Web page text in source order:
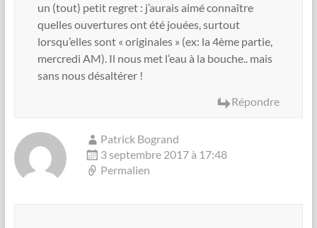
un (tout) petit regret : j’aurais aimé connaître
quelles ouvertures ont été jouées, surtout
lorsqu’elles sont « originales » (ex: la 4ème partie,
mercredi AM). Il nous met l’eau à la bouche.. mais
sans nous désaltérer !
Répondre
Patrick Bogrand
3 septembre 2017 à 17:48
Permalien